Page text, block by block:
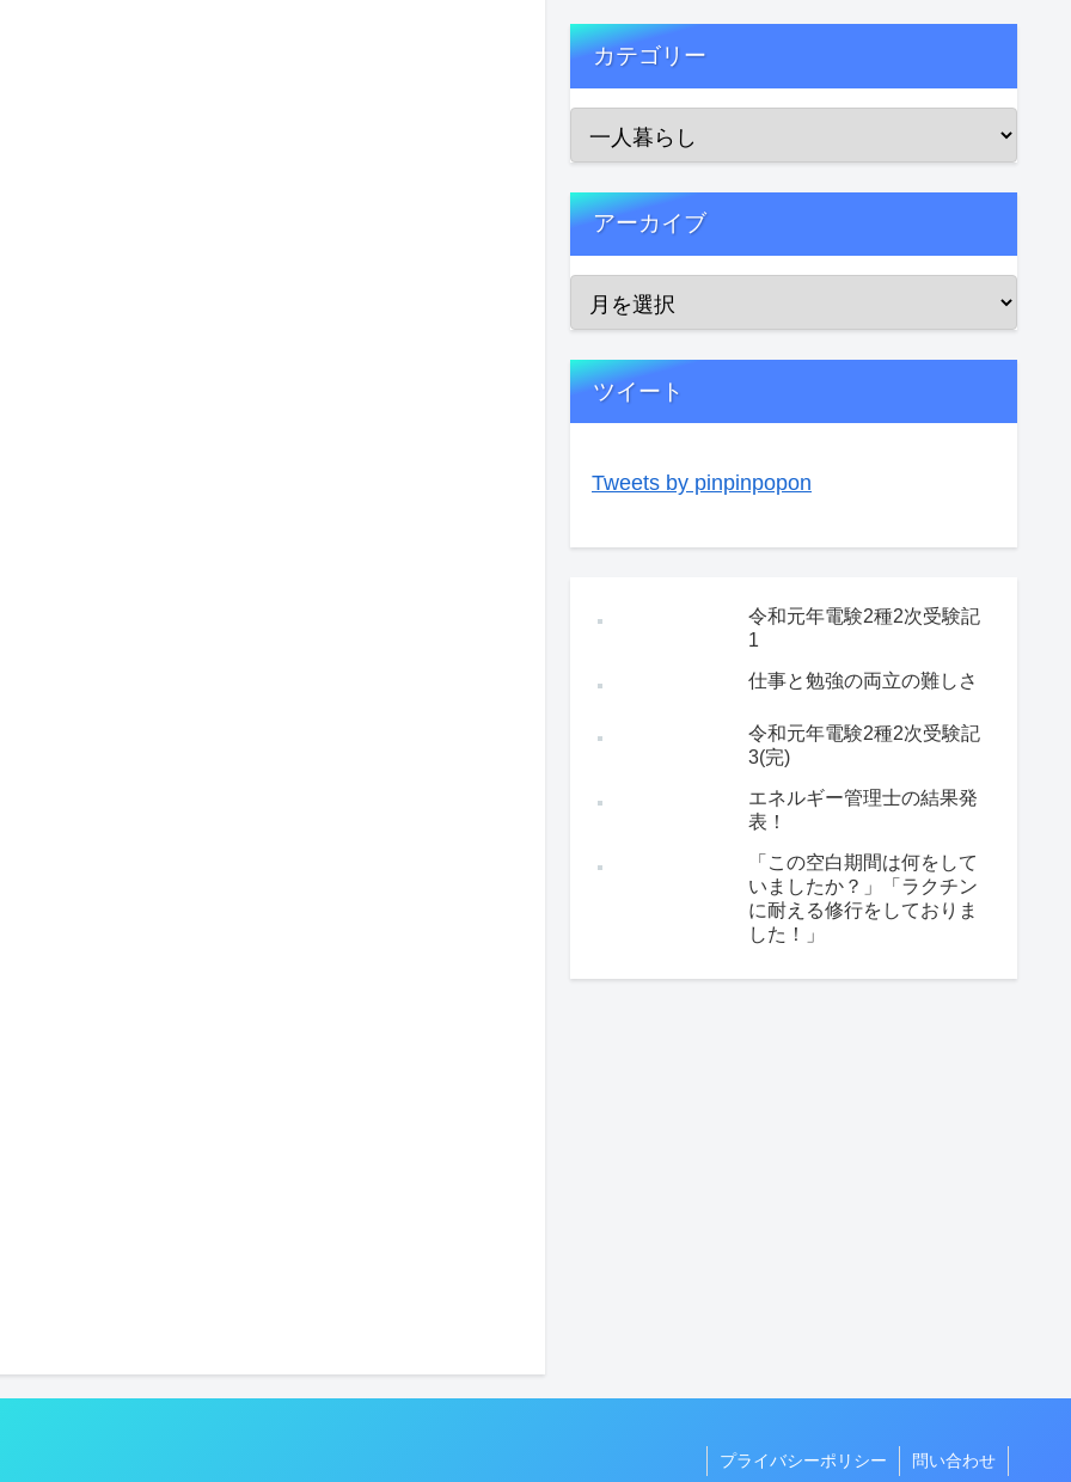
カテゴリー
アーカイブ
ツイート
Tweets by pinpinpopon
令和元年電験2種2次受験記
1
仕事と勉強の両立の難しさ
令和元年電験2種2次受験記
3(完)
エネルギー管理士の結果発
表！
「この空白期間は何をして
いましたか？」「ラクチン
に耐える修行をしておりま
した！」
プライバシーポリシー 問い合わせ